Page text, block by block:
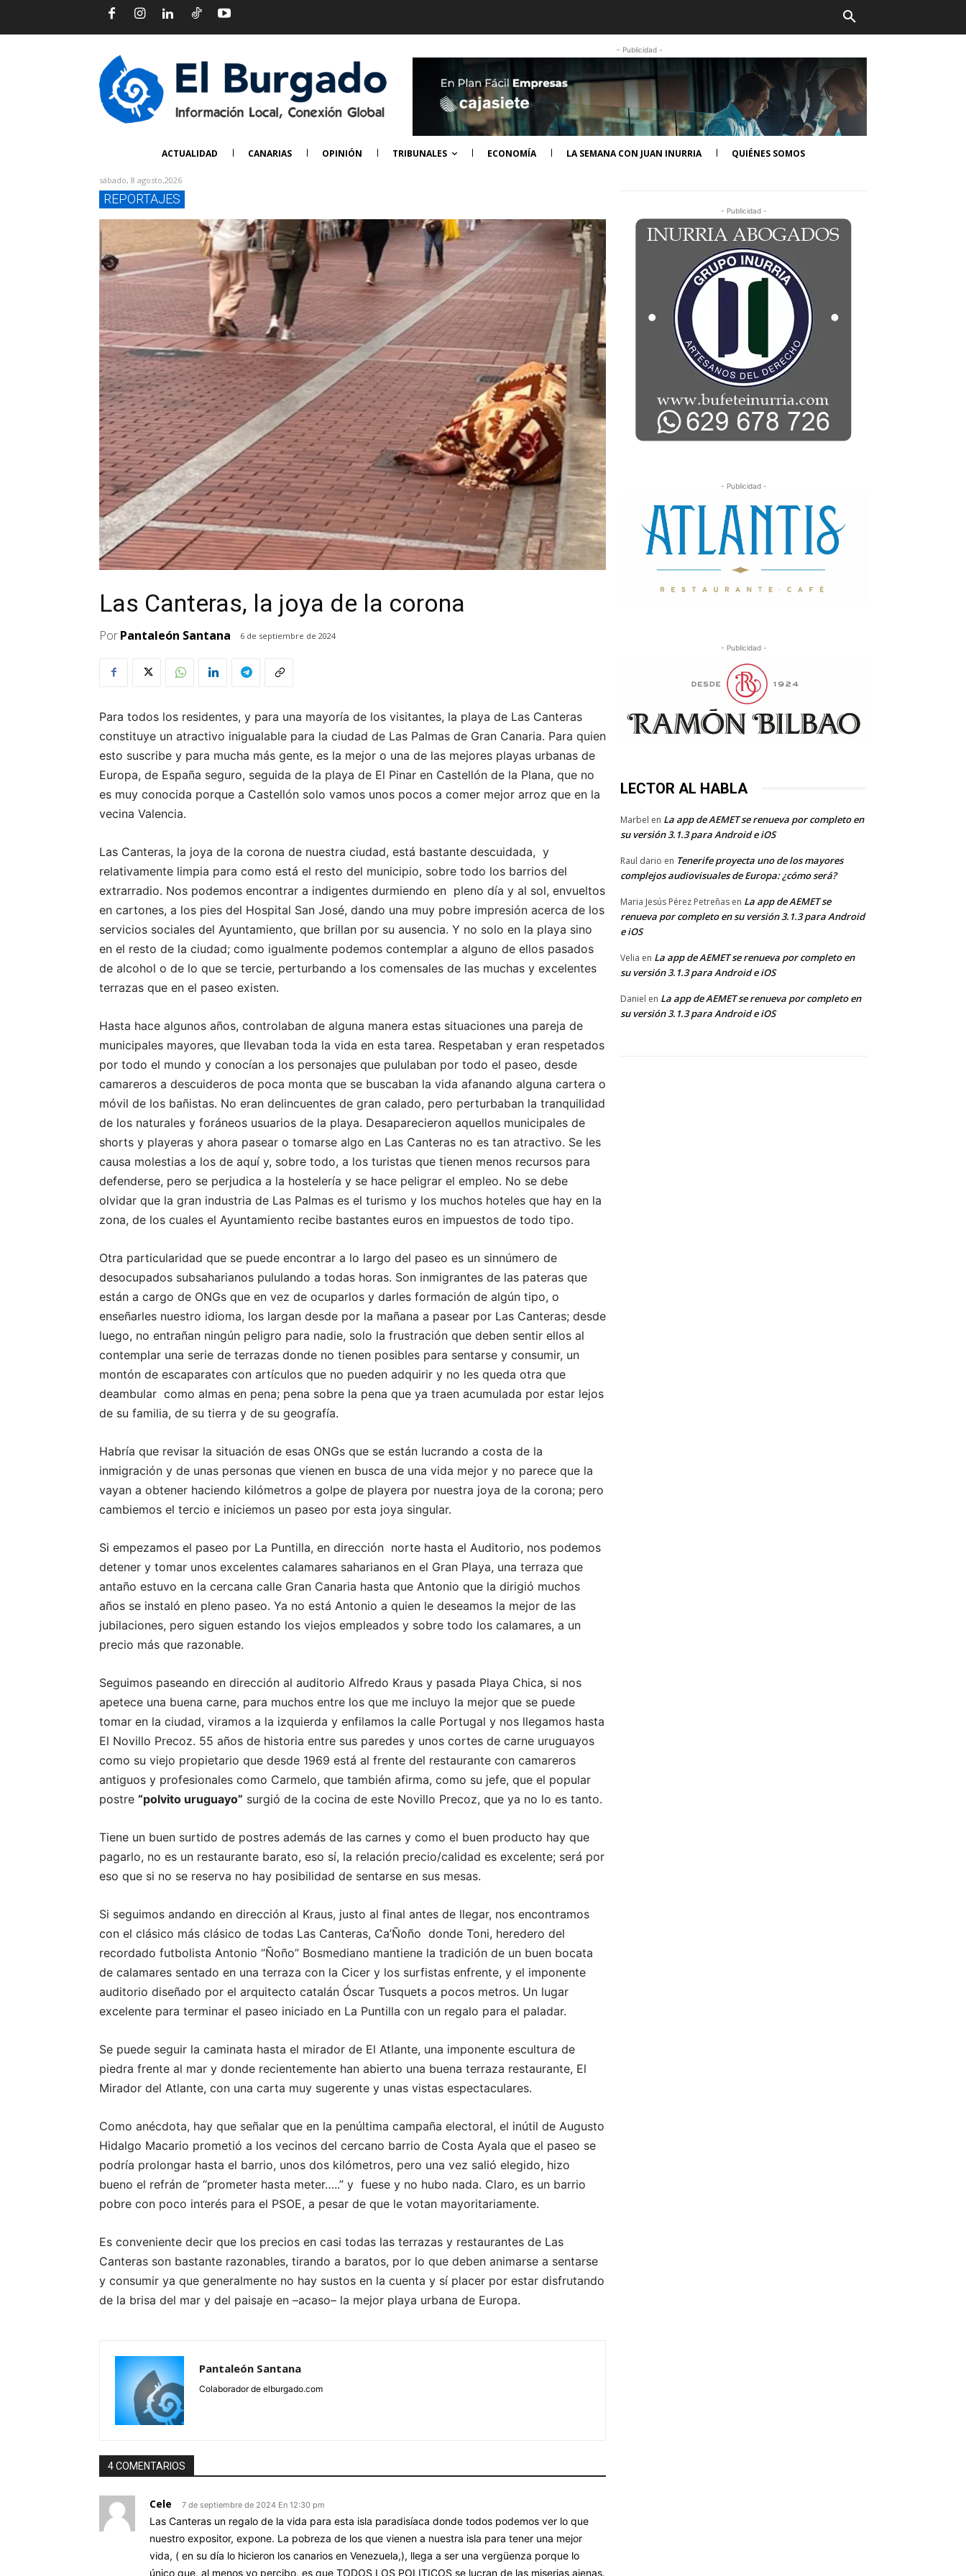
- Publicidad -
ACTUALIDAD CANARIAS OPINIÓN TRIBUNALES ECONOMÍA LA SEMANA CON JUAN INURRIA QUIÉNES SOMOS
sábado, 8 agosto,2026
REPORTAJES
Las Canteras, la joya de la corona
PorPantaleón Santana 6 de septiembre de 2024
Para todos los residentes, y para una mayoría de los visitantes, la playa de Las Canteras
constituye un atractivo inigualable para la ciudad de Las Palmas de Gran Canaria. Para quien
esto suscribe y para mucha más gente, es la mejor o una de las mejores playas urbanas de
Europa, de España seguro, seguida de la playa de El Pinar en Castellón de la Plana, que no
es muy conocida porque a Castellón solo vamos unos pocos a comer mejor arroz que en la
vecina Valencia.
Las Canteras, la joya de la corona de nuestra ciudad, está bastante descuidada, y
relativamente limpia para como está el resto del municipio, sobre todo los barrios del
extrarradio. Nos podemos encontrar a indigentes durmiendo en pleno día y al sol, envueltos
en cartones, a los pies del Hospital San José, dando una muy pobre impresión acerca de los
servicios sociales del Ayuntamiento, que brillan por su ausencia. Y no solo en la playa sino
en el resto de la ciudad; como igualmente podemos contemplar a alguno de ellos pasados
de alcohol o de lo que se tercie, perturbando a los comensales de las muchas y excelentes
terrazas que en el paseo existen.
Hasta hace algunos años, controlaban de alguna manera estas situaciones una pareja de
municipales mayores, que llevaban toda la vida en esta tarea. Respetaban y eran respetados
por todo el mundo y conocían a los personajes que pululaban por todo el paseo, desde
camareros a descuideros de poca monta que se buscaban la vida afanando alguna cartera o
móvil de los bañistas. No eran delincuentes de gran calado, pero perturbaban la tranquilidad
de los naturales y foráneos usuarios de la playa. Desaparecieron aquellos municipales de
shorts y playeras y ahora pasear o tomarse algo en Las Canteras no es tan atractivo. Se les
causa molestias a los de aquí y, sobre todo, a los turistas que tienen menos recursos para
defenderse, pero se perjudica a la hostelería y se hace peligrar el empleo. No se debe
olvidar que la gran industria de Las Palmas es el turismo y los muchos hoteles que hay en la
zona, de los cuales el Ayuntamiento recibe bastantes euros en impuestos de todo tipo.
Otra particularidad que se puede encontrar a lo largo del paseo es un sinnúmero de
desocupados subsaharianos pululando a todas horas. Son inmigrantes de las pateras que
están a cargo de ONGs que en vez de ocuparlos y darles formación de algún tipo, o
enseñarles nuestro idioma, los largan desde por la mañana a pasear por Las Canteras; desde
luego, no entrañan ningún peligro para nadie, solo la frustración que deben sentir ellos al
contemplar una serie de terrazas donde no tienen posibles para sentarse y consumir, un
montón de escaparates con artículos que no pueden adquirir y no les queda otra que
deambular como almas en pena; pena sobre la pena que ya traen acumulada por estar lejos
de su familia, de su tierra y de su geografía.
Habría que revisar la situación de esas ONGs que se están lucrando a costa de la
inmigración y de unas personas que vienen en busca de una vida mejor y no parece que la
vayan a obtener haciendo kilómetros a golpe de playera por nuestra joya de la corona; pero
cambiemos el tercio e iniciemos un paseo por esta joya singular.
Si empezamos el paseo por La Puntilla, en dirección norte hasta el Auditorio, nos podemos
detener y tomar unos excelentes calamares saharianos en el Gran Playa, una terraza que
antaño estuvo en la cercana calle Gran Canaria hasta que Antonio que la dirigió muchos
años se instaló en pleno paseo. Ya no está Antonio a quien le deseamos la mejor de las
jubilaciones, pero siguen estando los viejos empleados y sobre todo los calamares, a un
precio más que razonable.
Seguimos paseando en dirección al auditorio Alfredo Kraus y pasada Playa Chica, si nos
apetece una buena carne, para muchos entre los que me incluyo la mejor que se puede
tomar en la ciudad, viramos a la izquierda y enfilamos la calle Portugal y nos llegamos hasta
El Novillo Precoz. 55 años de historia entre sus paredes y unos cortes de carne uruguayos
como su viejo propietario que desde 1969 está al frente del restaurante con camareros
antiguos y profesionales como Carmelo, que también afirma, como su jefe, que el popular
postre “polvito uruguayo” surgió de la cocina de este Novillo Precoz, que ya no lo es tanto.
Tiene un buen surtido de postres además de las carnes y como el buen producto hay que
pagarlo, no es un restaurante barato, eso sí, la relación precio/calidad es excelente; será por
eso que si no se reserva no hay posibilidad de sentarse en sus mesas.
Si seguimos andando en dirección al Kraus, justo al final antes de llegar, nos encontramos
con el clásico más clásico de todas Las Canteras, Ca’Ñoño donde Toni, heredero del
recordado futbolista Antonio “Ñoño” Bosmediano mantiene la tradición de un buen bocata
de calamares sentado en una terraza con la Cicer y los surfistas enfrente, y el imponente
auditorio diseñado por el arquitecto catalán Óscar Tusquets a pocos metros. Un lugar
excelente para terminar el paseo iniciado en La Puntilla con un regalo para el paladar.
Se puede seguir la caminata hasta el mirador de El Atlante, una imponente escultura de
piedra frente al mar y donde recientemente han abierto una buena terraza restaurante, El
Mirador del Atlante, con una carta muy sugerente y unas vistas espectaculares.
Como anécdota, hay que señalar que en la penúltima campaña electoral, el inútil de Augusto
Hidalgo Macario prometió a los vecinos del cercano barrio de Costa Ayala que el paseo se
podría prolongar hasta el barrio, unos dos kilómetros, pero una vez salió elegido, hizo
bueno el refrán de “prometer hasta meter…..” y fuese y no hubo nada. Claro, es un barrio
pobre con poco interés para el PSOE, a pesar de que le votan mayoritariamente.
Es conveniente decir que los precios en casi todas las terrazas y restaurantes de Las
Canteras son bastante razonables, tirando a baratos, por lo que deben animarse a sentarse
y consumir ya que generalmente no hay sustos en la cuenta y sí placer por estar disfrutando
de la brisa del mar y del paisaje en –acaso– la mejor playa urbana de Europa.
Pantaleón Santana
Colaborador de elburgado.com
4 COMENTARIOS
Cele 7 de septiembre de 2024 En 12:30 pm
Las Canteras un regalo de la vida para esta isla paradisíaca donde todos podemos ver lo que
nuestro expositor, expone. La pobreza de los que vienen a nuestra isla para tener una mejor
vida, ( en su día lo hicieron los canarios en Venezuela,), llega a ser una vergüenza porque lo
único que, al menos yo percibo, es que TODOS LOS POLITICOS se lucran de las miserias ajenas.
- Publicidad -
- Publicidad -
- Publicidad -
LECTOR AL HABLA
Marbel en La app de AEMET se renueva por completo en
su versión 3.1.3 para Android e iOS
Raul dario en Tenerife proyecta uno de los mayores
complejos audiovisuales de Europa: ¿cómo será?
Maria Jesús Pérez Petreñas en La app de AEMET se
renueva por completo en su versión 3.1.3 para Android
e iOS
Velia en La app de AEMET se renueva por completo en
su versión 3.1.3 para Android e iOS
Daniel en La app de AEMET se renueva por completo en
su versión 3.1.3 para Android e iOS